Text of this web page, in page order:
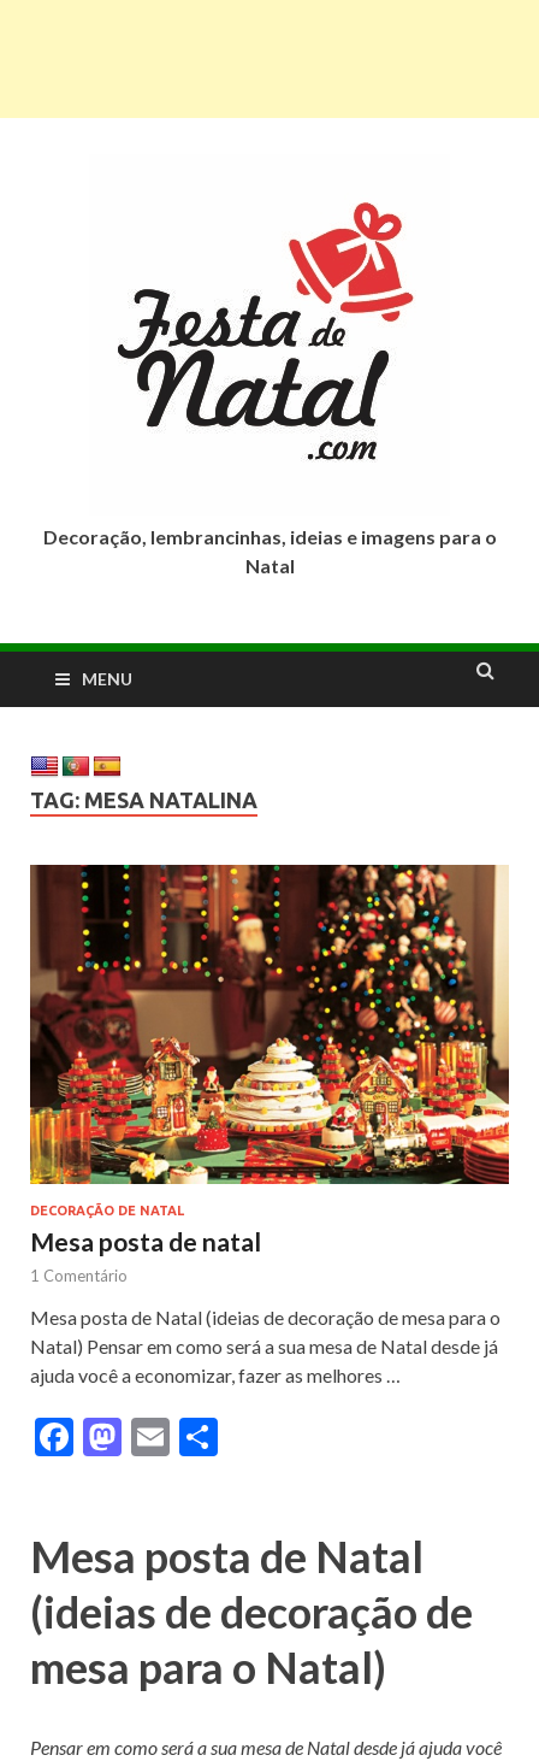
Decoração, lembrancinhas, ideias e imagens para o
Natal
MENU
TAG: MESA NATALINA
DECORAÇÃO DE NATAL
Mesa posta de natal
1 Comentário
Mesa posta de Natal (ideias de decoração de mesa para o
Natal) Pensar em como será a sua mesa de Natal desde já
ajuda você a economizar, fazer as melhores …
F
b
o
o
k
M
d
n
E
l
e
Mesa posta de Natal
(ideias de decoração de
mesa para o Natal)
Pensar em como será a sua mesa de Natal desde já ajuda você